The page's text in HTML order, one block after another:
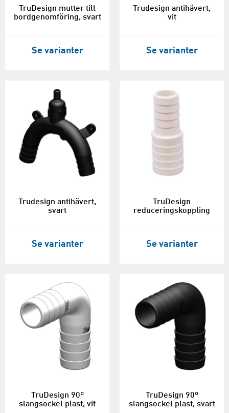
TruDesign mutter till
bordgenomföring, svart
Se varianter
Trudesign antihävert,
vit
Se varianter
Trudesign antihävert,
svart
Se varianter
TruDesign
reduceringskoppling
Se varianter
TruDesign 90º
slangsockel plast, vit
TruDesign 90º
slangsockel plast, svart